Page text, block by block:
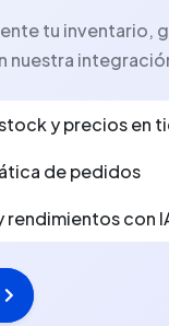
tu inventario,
nuestra
y precios en
de pedidos
rendimientos con